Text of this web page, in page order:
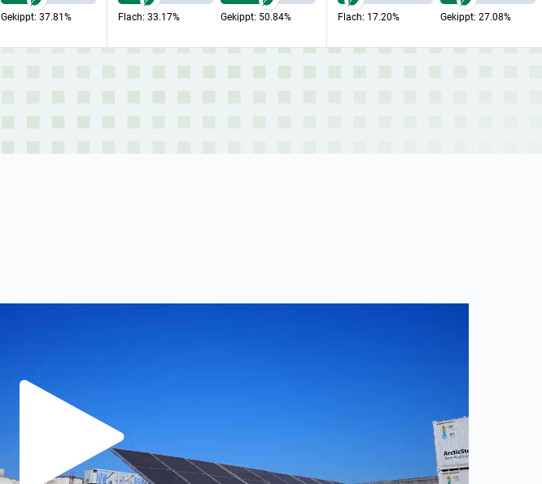
Gekippt:37.81% Flach:33.17% Gekippt: 50.84% Flach: 17.20% Gekippt:27.08%